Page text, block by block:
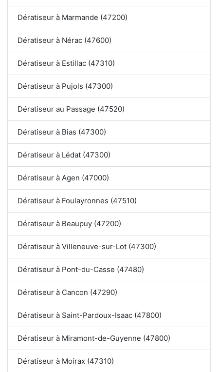
Dératiseur à Marmande (47200)
Dératiseur à Nérac (47600)
Dératiseur à Estillac (47310)
Dératiseur à Pujols (47300)
Dératiseur au Passage (47520)
Dératiseur à Bias (47300)
Dératiseur à Lédat (47300)
Dératiseur à Agen (47000)
Dératiseur à Foulayronnes (47510)
Dératiseur à Beaupuy (47200)
Dératiseur à Villeneuve-sur-Lot (47300)
Dératiseur à Pont-du-Casse (47480)
Dératiseur à Cancon (47290)
Dératiseur à Saint-Pardoux-Isaac (47800)
Dératiseur à Miramont-de-Guyenne (47800)
Dératiseur à Moirax (47310)